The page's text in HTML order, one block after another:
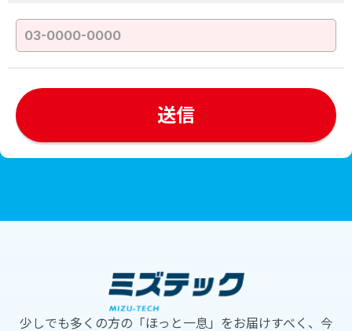
少しでも多くの方の「ほっと一息」をお届けすべく、今